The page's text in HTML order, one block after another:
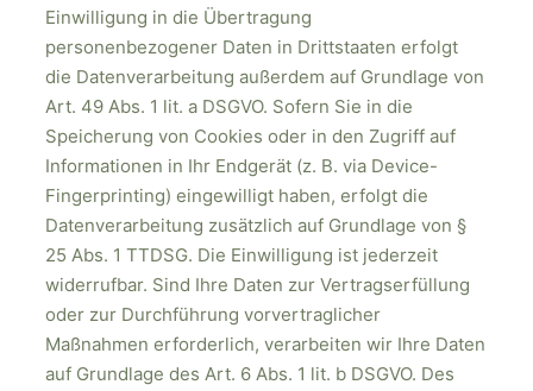
Einwilligung in die Übertragung
personenbezogener Daten in Drittstaaten erfolgt
die Datenverarbeitung außerdem auf Grundlage von
Art. 49 Abs. 1 lit. a DSGVO. Sofern Sie in die
Speicherung von Cookies oder in den Zugriff auf
Informationen in Ihr Endgerät (z. B. via Device-
Fingerprinting) eingewilligt haben, erfolgt die
Datenverarbeitung zusätzlich auf Grundlage von §
25 Abs. 1 TTDSG. Die Einwilligung ist jederzeit
widerrufbar. Sind Ihre Daten zur Vertragserfüllung
oder zur Durchführung vorvertraglicher
Maßnahmen erforderlich, verarbeiten wir Ihre Daten
auf Grundlage des Art. 6 Abs. 1 lit. b DSGVO. Des